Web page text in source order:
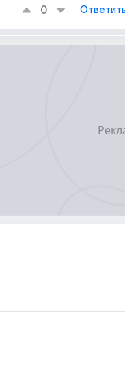
0 Ответить